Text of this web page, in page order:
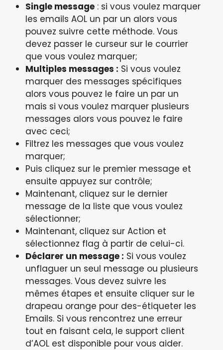
Single message : si vous voulez marquer
les emails AOL un par un alors vous
pouvez suivre cette méthode. Vous
devez passer le curseur sur le courrier
que vous voulez marquer;
Multiples messages : Si vous voulez
marquer des messages spécifiques
alors vous pouvez le faire un par un
mais si vous voulez marquer plusieurs
messages alors vous pouvez le faire
avec ceci;
Filtrez les messages que vous voulez
marquer;
Puis cliquez sur le premier message et
ensuite appuyez sur contrôle;
Maintenant, cliquez sur le dernier
message de la liste que vous voulez
sélectionner;
Maintenant, cliquez sur Action et
sélectionnez flag à partir de celui-ci.
Déclarer un message : Si vous voulez
unflaguer un seul message ou plusieurs
messages. Vous devez suivre les
mêmes étapes et ensuite cliquer sur le
drapeau orange pour des-étiqueter les
Emails. Si vous rencontrez une erreur
tout en faisant cela, le support client
d’AOL est disponible pour vous aider.